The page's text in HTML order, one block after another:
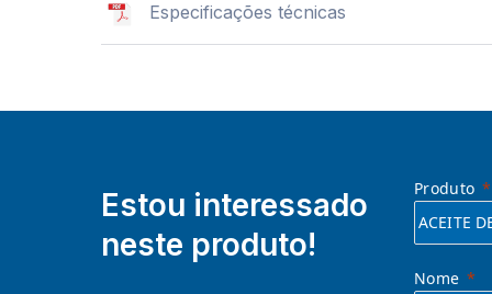
Especificações técnicas
Estou interessado
neste produto!
Produto
Nome